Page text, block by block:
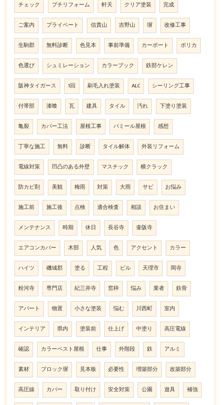
チェック プチリフォーム 軒天 クリア塗装 完成
ご案内 プライベート 信貴山 吉野山 塀 改修工事
生駒郡 無料診断 色見本 事前準備 カーポート ポリカ
色選び シュミレーション カラーブック 鉄部ケレン
阪神タイガース 1回 刷毛入れ塗装 ALC シーリング工事
付帯部 漆喰 瓦 建具 タイル 汚れ 下塗り塗装
亀裂 カバー工法 屋根工事 パミール屋根 感想
丁寧な施工 無料 診断 タイル解体 外装リフォーム
電線対策 凹凸のある外壁 マスチック 横クラック
防カビ剤 美観 梅雨 対策 大雨 サビ お悩み
施工前 施工後 点検 適合検査 相談 お住まい
メンテナンス 時期 休日 長谷寺 壷阪寺
エアコンカバー 木部 人気 色 アクセント カラー
ハイツ 磯城郡 塗る 工程 ビル 天理市 岡寺
粉河寺 専門店 紀三井寺 窓枠 悩み 業者 鉄骨
アパート 物置 小さな塗装 悩む 川西町 室内
インテリア 県内 塗装前 仕上げ 中塗り 高圧電線
確認 カラーベスト屋根 仕事 外階段 鉄 アルミ
素材 ブロック塀 見本板 必要性 増築部分 改築部分
高圧線 カバー 取り付け 安全対策 公園 遊具 補強